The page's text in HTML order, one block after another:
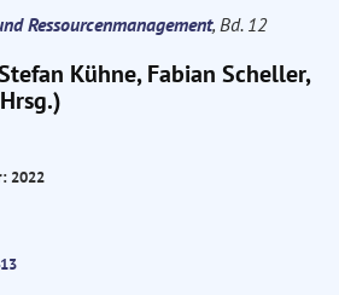
Ressourcenmanagement, Bd. 12
Kühne, Fabian Scheller,
2022